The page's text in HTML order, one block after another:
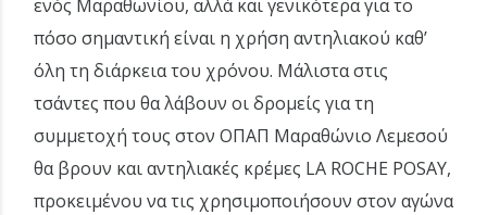
ενός Μαραθωνίου, αλλά και γενικότερα για το
πόσο σημαντική είναι η χρήση αντηλιακού καθ’
όλη τη διάρκεια του χρόνου. Μάλιστα στις
τσάντες που θα λάβουν οι δρομείς για τη
συμμετοχή τους στον ΟΠΑΠ Μαραθώνιο Λεμεσού
θα βρουν και αντηλιακές κρέμες LA ROCHE POSAY,
προκειμένου να τις χρησιμοποιήσουν στον αγώνα